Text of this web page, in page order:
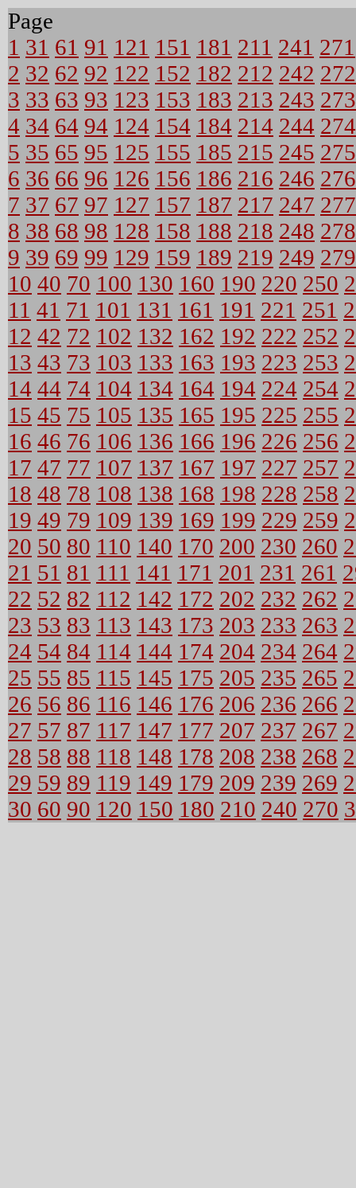
Page
1 31 61 91 121 151 181 211 241 271
2 32 62 92 122 152 182 212 242 272
3 33 63 93 123 153 183 213 243 273
4 34 64 94 124 154 184 214 244 274
5 35 65 95 125 155 185 215 245 275
6 36 66 96 126 156 186 216 246 276
7 37 67 97 127 157 187 217 247 277
8 38 68 98 128 158 188 218 248 278
9 39 69 99 129 159 189 219 249 279
10 40 70 100 130 160 190 220 250
11 41 71 101 131 161 191 221 251
12 42 72 102 132 162 192 222 252
13 43 73 103 133 163 193 223 253
14 44 74 104 134 164 194 224 254
15 45 75 105 135 165 195 225 255
16 46 76 106 136 166 196 226 256
17 47 77 107 137 167 197 227 257
18 48 78 108 138 168 198 228 258
19 49 79 109 139 169 199 229 259
20 50 80 110 140 170 200 230 260
21 51 81 111 141 171 201 231 261
22 52 82 112 142 172 202 232 262
23 53 83 113 143 173 203 233 263
24 54 84 114 144 174 204 234 264
25 55 85 115 145 175 205 235 265
26 56 86 116 146 176 206 236 266
27 57 87 117 147 177 207 237 267
28 58 88 118 148 178 208 238 268
29 59 89 119 149 179 209 239 269
30 60 90 120 150 180 210 240 270